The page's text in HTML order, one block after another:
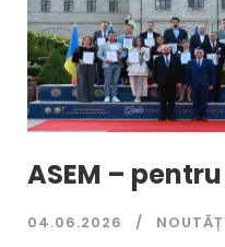
ASEM –
04.06.2026